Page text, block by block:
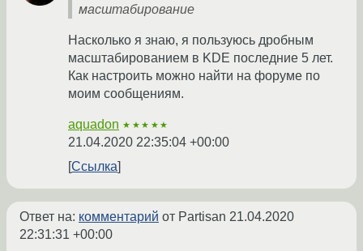
масштабирование
Насколько я знаю, я пользуюсь дробным
масштабированием в KDE последние 5 лет.
Как настроить можно найти на форуме по
моим сообщениям.
aquadon ★★★★★
21.04.2020 22:35:04 +00:00
Ссылка
Ответ на: комментарий от Partisan 21.04.2020
22:31:31 +00:00